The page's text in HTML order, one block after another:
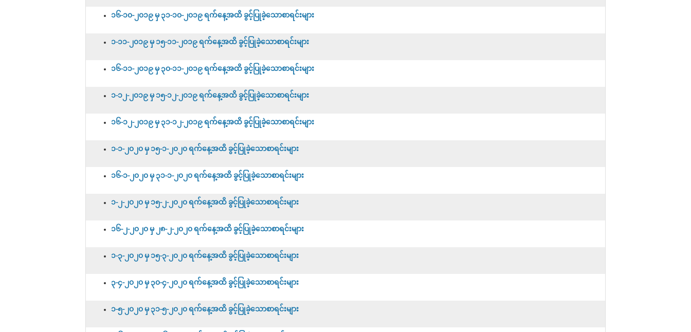
၁၆-၁၀-၂၀၁၉ မှ ၃၁-၁၀-၂၀၁၉ ရက်နေ့အထိ ခွင့်ပြုခဲ့သောစာရင်းများ
၁-၁၁-၂၀၁၉ မှ ၁၅-၁၁-၂၀၁၉ ရက်နေ့အထိ ခွင့်ပြုခဲ့သောစာရင်းများ
၁၆-၁၁-၂၀၁၉ မှ ၃၀-၁၁-၂၀၁၉ ရက်နေ့အထိ ခွင့်ပြုခဲ့သောစာရင်းများ
၁-၁၂-၂၀၁၉ မှ ၁၅-၁၂-၂၀၁၉ ရက်နေ့အထိ ခွင့်ပြုခဲ့သောစာရင်းများ
၁၆-၁၂-၂၀၁၉ မှ ၃၁-၁၂-၂၀၁၉ ရက်နေ့အထိ ခွင့်ပြုခဲ့သောစာရင်းများ
၁-၁-၂၀၂၀ မှ ၁၅-၁-၂၀၂၀ ရက်နေ့အထိ ခွင့်ပြုခဲ့သောစာရင်းများ
၁၆-၁-၂၀၂၀ မှ ၃၁-၁-၂၀၂၀ ရက်နေ့အထိ ခွင့်ပြုခဲ့သောစာရင်းများ
၁-၂-၂၀၂၀ မှ ၁၅-၂-၂၀၂၀ ရက်နေ့အထိ ခွင့်ပြုခဲ့သောစာရင်းများ
၁၆-၂-၂၀၂၀ မှ ၂၈-၂-၂၀၂၀ ရက်နေ့အထိ ခွင့်ပြုခဲ့သောစာရင်းများ
၁-၃-၂၀၂၀ မှ ၁၅-၃-၂၀၂၀ ရက်နေ့အထိ ခွင့်ပြုခဲ့သောစာရင်းများ
၃-၄-၂၀၂၀ မှ ၃၀-၄-၂၀၂၀ ရက်နေ့အထိ ခွင့်ပြုခဲ့သောစာရင်းများ
၁-၅-၂၀၂၀ မှ ၃၁-၅-၂၀၂၀ ရက်နေ့အထိ ခွင့်ပြုခဲ့သောစာရင်းများ